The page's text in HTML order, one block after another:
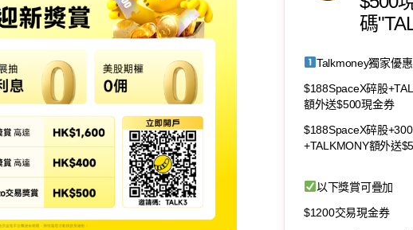
碼
Talkmoney獨家優惠
$188SpaceX碎股
額外送$500現金券
$188SpaceX碎股
+TALKMONY額外送
以下獎賞可疊加
$1200交易現金券